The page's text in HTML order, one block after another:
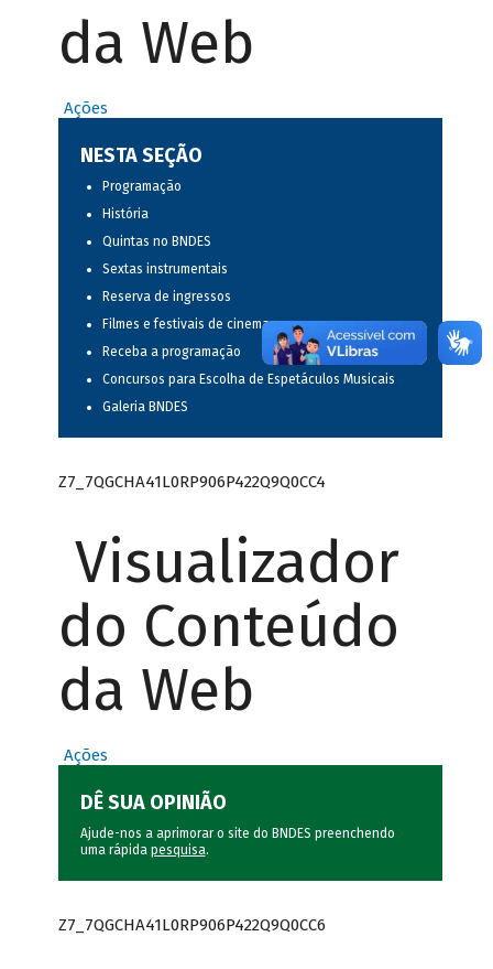
da Web
Ações
NESTA SEÇÃO
Programação
História
Quintas no BNDES
Sextas instrumentais
Reserva de ingressos
Filmes e festivais de cinema
Receba a programação
Concursos para Escolha de Espetáculos Musicais
Galeria BNDES
Z7_7QGCHA41L0RP906P422Q9Q0CC4
Visualizador
do Conteúdo
da Web
Ações
DÊ SUA OPINIÃO
Ajude-nos a aprimorar o site do BNDES preenchendo
uma rápida pesquisa.
Z7_7QGCHA41L0RP906P422Q9Q0CC6